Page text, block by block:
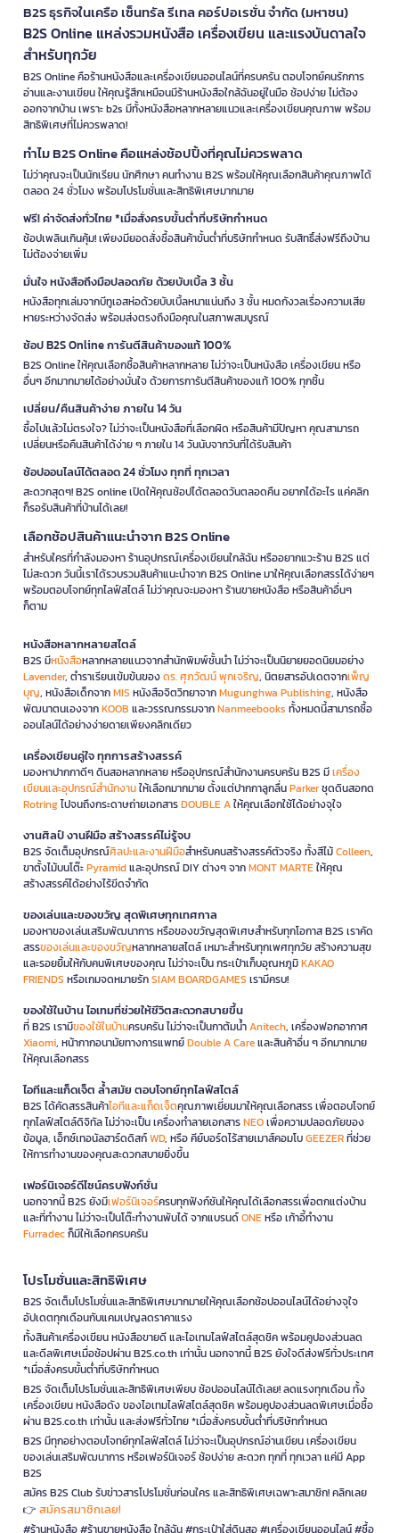
B2S ธุรกิจในเครือ เซ็นทรัล รีเทล คอร์ปอเรชั่น จำกัด (มหาชน)
B2S Online แหล่งรวมหนังสือ เครื่องเขียน และแรงบันดาลใจ
สำหรับทุกวัย
B2S Online คือร้านหนังสือและเครื่องเขียนออนไลน์ที่ครบครัน ตอบโจทย์คนรักการ
อ่านและงานเขียน ให้คุณรู้สึกเหมือนมีร้านหนังสือใกล้ฉันอยู่ในมือ ช้อปง่าย ไม่ต้อง
ออกจากบ้าน เพราะ b2s มีทั้งหนังสือหลากหลายแนวและเครื่องเขียนคุณภาพ พร้อม
สิทธิพิเศษที่ไม่ควรพลาด!
ทำไม B2S Online คือแหล่งช้อปปิ้งที่คุณไม่ควรพลาด
ไม่ว่าคุณจะเป็นนักเรียน นักศึกษา คนทำงาน B2S พร้อมให้คุณเลือกสินค้าคุณภาพได้
ตลอด 24 ชั่วโมง พร้อมโปรโมชั่นและสิทธิพิเศษมากมาย
ฟรี! ค่าจัดส่งทั่วไทย *เมื่อสั่งครบขั้นต่ำที่บริษัทกำหนด
ช้อปเพลินเกินคุ้ม! เพียงมียอดสั่งซื้อสินค้าขั้นต่ำที่บริษัทกำหนด รับสิทธิ์ส่งฟรีถึงบ้าน
ไม่ต้องจ่ายเพิ่ม
มั่นใจ หนังสือถึงมือปลอดภัย ด้วยบับเบิ้ล 3 ชั้น
หนังสือทุกเล่มจากบีทูเอสห่อด้วยบับเบิ้ลหนาแน่นถึง 3 ชั้น หมดกังวลเรื่องความเสีย
หายระหว่างจัดส่ง พร้อมส่งตรงถึงมือคุณในสภาพสมบูรณ์
ช้อป B2S Online การันตีสินค้าของแท้ 100%
B2S Online ให้คุณเลือกซื้อสินค้าหลากหลาย ไม่ว่าจะเป็นหนังสือ เครื่องเขียน หรือ
อื่นๆ อีกมากมายได้อย่างมั่นใจ ด้วยการการันตีสินค้าของแท้ 100% ทุกชิ้น
เปลี่ยน/คืนสินค้าง่าย ภายใน 14 วัน
ซื้อไปแล้วไม่ตรงใจ? ไม่ว่าจะเป็นหนังสือที่เลือกผิด หรือสินค้ามีปัญหา คุณสามารถ
เปลี่ยนหรือคืนสินค้าได้ง่าย ๆ ภายใน 14 วันนับจากวันที่ได้รับสินค้า
ช้อปออนไลน์ได้ตลอด 24 ชั่วโมง ทุกที่ ทุกเวลา
สะดวกสุดๆ! B2S online เปิดให้คุณช้อปได้ตลอดวันตลอดคืน อยากได้อะไร แค่คลิก
ก็รอรับสินค้าที่บ้านได้เลย!
เลือกช้อปสินค้าแนะนำจาก B2S Online
สำหรับใครที่กำลังมองหา ร้านอุปกรณ์เครื่องเขียนใกล้ฉัน หรืออยากแวะร้าน B2S แต่
ไม่สะดวก วันนี้เราได้รวบรวมสินค้าแนะนำจาก B2S Online มาให้คุณเลือกสรรได้ง่ายๆ
พร้อมตอบโจทย์ทุกไลฟ์สไตล์ ไม่ว่าคุณจะมองหา ร้านขายหนังสือ หรือสินค้าอื่นๆ
ก็ตาม
หนังสือหลากหลายสไตล์
B2S มีหนังสือหลากหลายแนวจากสำนักพิมพ์ชั้นนำ ไม่ว่าจะเป็นนิยายยอดนิยมอย่าง
Lavender, ตำราเรียนเข้มข้นของดร. ศุภวัฒน์ พุกเจริญ, นิตยสารอัปเดตจากเพ็ญ
บุญ, หนังสือเด็กจากMIS หนังสือจิตวิทยาจากMugunghwa Publishing, หนังสือ
พัฒนาตนเองจากKOOB และวรรณกรรมจากNanmeebooks ทั้งหมดนี้สามารถซื้อ
ออนไลน์ได้อย่างง่ายดายเพียงคลิกเดียว
เครื่องเขียนคู่ใจ ทุกการสร้างสรรค์
มองหาปากกาดีๆ ดินสอหลากหลาย หรืออุปกรณ์สำนักงานครบครัน B2S มีเครื่อง
เขียนและอุปกรณ์สำนักงานให้เลือกมากมาย ตั้งแต่ปากกาลูกลื่นParkerชุดดินสอกด
Rotringไปจนถึงกระดาษถ่ายเอกสารDOUBLE Aให้คุณเลือกใช้ได้อย่างจุใจ
งานศิลป์ งานฝีมือ สร้างสรรค์ไม่รู้จบ
B2S จัดเต็มอุปกรณ์ศิลปะและงานฝีมือสำหรับคนสร้างสรรค์ตัวจริง ทั้งสีไม้Colleen,
ขาตั้งไม้บนโต๊ะPyramidและอุปกรณ์ DIY ต่างๆ จากMONT MARTEให้คุณ
สร้างสรรค์ได้อย่างไร้ขีดจำกัด
ของเล่นและของขวัญ สุดพิเศษทุกเทศกาล
มองหาของเล่นเสริมพัฒนาการ หรือของขวัญสุดพิเศษสำหรับทุกโอกาส B2S เราคัด
สรรของเล่นและของขวัญหลากหลายสไตล์ เหมาะสำหรับทุกเพศทุกวัย สร้างความสุข
และรอยยิ้มให้กับคนพิเศษของคุณ ไม่ว่าจะเป็น กระเป๋าเก็บอุณหภูมิKAKAO
FRIENDS หรือเกมจดหมายรักSIAM BOARDGAMES เรามีครบ!
ของใช้ในบ้าน ไอเทมที่ช่วยให้ชีวิตสะดวกสบายขึ้น
ที่ B2S เรามีของใช้ในบ้านครบครัน ไม่ว่าจะเป็นกาต้มน้ำAnitech, เครื่องฟอกอากาศ
Xiaomi, หน้ากากอนามัยทางการแพทย์Double A Careและสินค้าอื่น ๆ อีกมากมาย
ให้คุณเลือกสรร
ไอทีและแก็ดเจ็ต ล้ำสมัย ตอบโจทย์ทุกไลฟ์สไตล์
B2S ได้คัดสรรสินค้าไอทีและแก็ดเจ็ตคุณภาพเยี่ยมมาให้คุณเลือกสรร เพื่อตอบโจทย์
ทุกไลฟ์สไตล์ดิจิทัล ไม่ว่าจะเป็น เครื่องทำลายเอกสารNEOเพื่อความปลอดภัยของ
ข้อมูล, เอ็กซ์เทอนัลฮาร์ดดิสก์WD, หรือ คีย์บอร์ดไร้สายเมาส์คอมโบGEEZERที่ช่วย
ให้การทำงานของคุณสะดวกสบายยิ่งขึ้น
เฟอร์นิเจอร์ดีไซน์ครบฟังก์ชั่น
นอกจากนี้ B2S ยังมีเฟอร์นิเจอร์ครบทุกฟังก์ชันให้คุณได้เลือกสรรเพื่อตกแต่งบ้าน
และที่ทำงาน ไม่ว่าจะเป็นโต๊ะทำงานพับได้ จากแบรนด์ONEหรือ เก้าอี้ทำงาน
Furradecก็มีให้เลือกครบครัน
โปรโมชั่นและสิทธิพิเศษ
B2S จัดเต็มโปรโมชั่นและสิทธิพิเศษมากมายให้คุณเลือกช้อปออนไลน์ได้อย่างจุใจ
อัปเดตทุกเดือนกับแคมเปญลดราคาแรง
ทั้งสินค้าเครื่องเขียน หนังสือขายดี และไอเทมไลฟ์สไตล์สุดชิค พร้อมคูปองส่วนลด
และดีลพิเศษเมื่อช้อปผ่าน B2S.co.th เท่านั้น นอกจากนี้ B2S ยังใจดีส่งฟรีทั่วประเทศ
*เมื่อสั่งครบขั้นต่ำที่บริษัทกำหนด
B2S จัดเต็มโปรโมชั่นและสิทธิพิเศษเพียบ ช้อปออนไลน์ได้เลย! ลดแรงทุกเดือน ทั้ง
เครื่องเขียน หนังสือดัง ของไอเทมไลฟ์สไตล์สุดชิค พร้อมคูปองส่วนลดพิเศษเมื่อซื้อ
ผ่าน B2S.co.th เท่านั้น และส่งฟรีทั่วไทย *เมื่อสั่งครบขั้นต่ำที่บริษัทกำหนด
B2S มีทุกอย่างตอบโจทย์ทุกไลฟ์สไตล์ ไม่ว่าจะเป็นอุปกรณ์อ่านเขียน เครื่องเขียน
ของเล่นเสริมพัฒนาการ หรือเฟอร์นิเจอร์ ช้อปง่าย สะดวก ทุกที่ ทุกเวลา แค่มี App
B2S
สมัคร B2S Club รับข่าวสารโปรโมชั่นก่อนใคร และสิทธิพิเศษเฉพาะสมาชิก! คลิกเลย
👉 สมัครสมาชิกเลย!
#ร้านหนังสือ #ร้านขายหนังสือ ใกล้ฉัน #กระเป๋าใส่ดินสอ #เครื่องเขียนออนไลน์ #ซื้อ